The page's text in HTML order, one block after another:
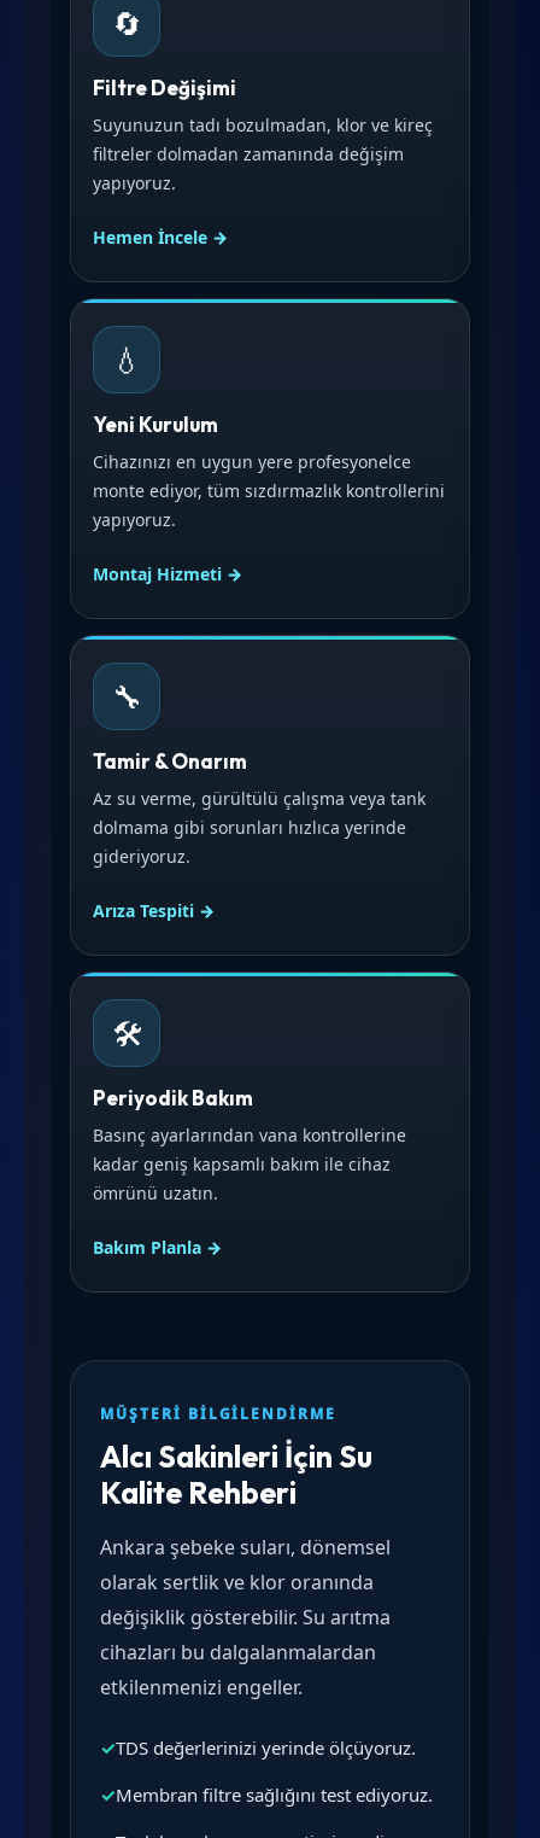
🔄
Filtre Değişimi
Suyunuzun tadı bozulmadan, klor ve kireç
filtreler dolmadan zamanında değişim
yapıyoruz.
Hemen İncele →
💧
Yeni Kurulum
Cihazınızı en uygun yere profesyonelce
monte ediyor, tüm sızdırmazlık kontrollerini
yapıyoruz.
Montaj Hizmeti →
🔧
Tamir & Onarım
Az su verme, gürültülü çalışma veya tank
dolmama gibi sorunları hızlıca yerinde
gideriyoruz.
Arıza Tespiti →
🛠️
Periyodik Bakım
Basınç ayarlarından vana kontrollerine
kadar geniş kapsamlı bakım ile cihaz
ömrünü uzatın.
Bakım Planla →
MÜŞTERI BILGILENDIRME
Alcı Sakinleri İçin Su
Kalite Rehberi
Ankara şebeke suları, dönemsel
olarak sertlik ve klor oranında
değişiklik gösterebilir. Su arıtma
cihazları bu dalgalanmalardan
etkilenmenizi engeller.
✓TDS değerlerinizi yerinde ölçüyoruz.
✓Membran filtre sağlığını test ediyoruz.